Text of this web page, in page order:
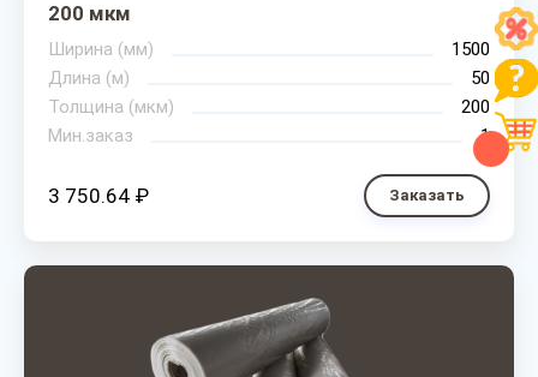
200 мкм
Ширина (мм)
1500
Длина (м)
50
Толщина (мкм)
200
Мин.заказ
1
3 750.64 ₽ Заказать